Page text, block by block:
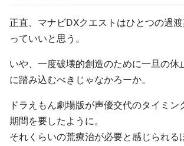
正直、マナビDXクエストはひとつの過
っていいと思う。
いや、一度破壊的創造のために一旦の休
に踏み込むべきじゃなかろーか。
ドラえもん劇場版が声優交代のタイミン
期間を要したように。
それくらいの荒療治が必要と感じられる